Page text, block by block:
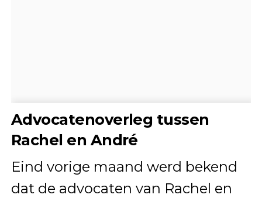
Advocatenoverleg tussen
Rachel en André
Eind vorige maand werd bekend
dat de advocaten van Rachel en